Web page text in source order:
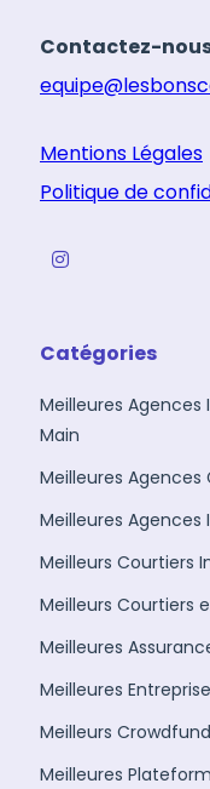
Contactez-
Mentions Légales
Politique de
Catégories
Meilleures
Main
Meilleures Agences
Meilleures Agences
Meilleurs Courtiers
Meilleurs Courtiers
Meilleures
Meilleures
Meilleurs
Meilleures